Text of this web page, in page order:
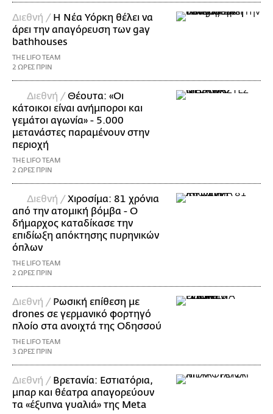
Διεθνή / Η Νέα Υόρκη θέλει να
άρει την απαγόρευση των gay
bathhouses
THE LIFO TEAM
2 ΩΡΕΣ ΠΡΙΝ
Διεθνή /Θέουτα: «Οι
κάτοικοι είναι ανήμποροι και
γεμάτοι αγωνία» - 5.000
μετανάστες παραμένουν στην
περιοχή
THE LIFO TEAM
2 ΩΡΕΣ ΠΡΙΝ
Διεθνή /Χιροσίμα: 81 χρόνια
από την ατομική βόμβα - Ο
δήμαρχος καταδίκασε την
επιδίωξη απόκτησης πυρηνικών
όπλων
THE LIFO TEAM
2 ΩΡΕΣ ΠΡΙΝ
Διεθνή / Ρωσική επίθεση με
drones σε γερμανικό φορτηγό
πλοίο στα ανοιχτά της Οδησσού
THE LIFO TEAM
3 ΩΡΕΣ ΠΡΙΝ
Διεθνή / Βρετανία: Εστιατόρια,
μπαρ και θέατρα απαγορεύουν
τα «έξυπνα γυαλιά» της Meta